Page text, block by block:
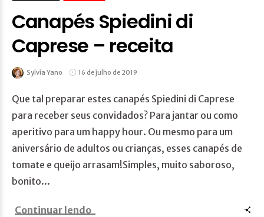
Canapés Spiedini di
Caprese – receita
Sylvia Yano 16 de julho de 2019
Que tal preparar estes canapés Spiedini di Caprese
para receber seus convidados? Para jantar ou como
aperitivo para um happy hour. Ou mesmo para um
aniversário de adultos ou crianças, esses canapés de
tomate e queijo arrasam!Simples, muito saboroso,
bonito...
Continuar lendo